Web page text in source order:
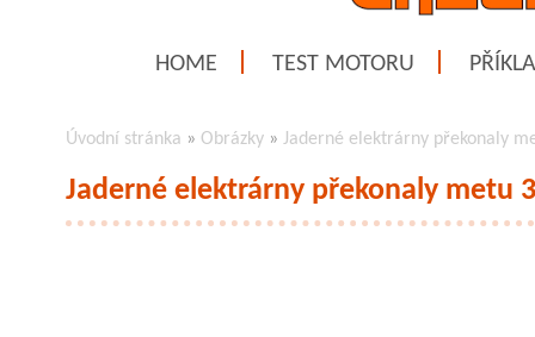
HOME TEST MOTORU
Úvodní stránka » Obrázky » Jaderné elektrárny překonaly
Jaderné elektrárny překonaly metu